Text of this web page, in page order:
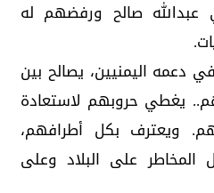
عبدالله صالح ورفضهم له
دعمه اليمنيين، يصالح بين
يغطي حروبهم لاستعادة
ويعترف بكل أطرافهم،
المخاطر على البلاد وعلى